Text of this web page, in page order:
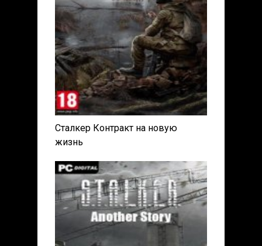
Сталкер Контракт на новую
жизнь